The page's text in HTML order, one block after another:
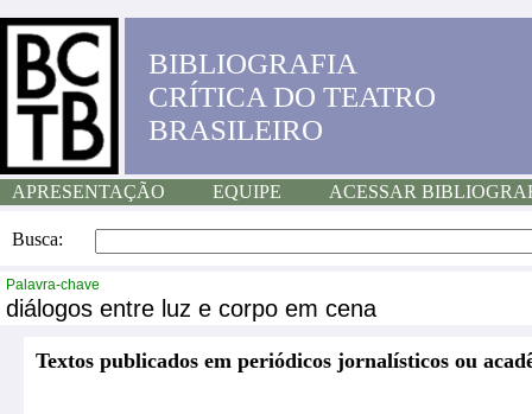
BIBLIOGRAFIA
CRÍTICA DO TEATRO
BRASILEIRO
APRESENTAÇÃO EQUIPE ACESSAR
Busca:
Palavra-chave
diálogos entre luz e corpo em cena
Textos publicados em periódicos jornalísticos ou